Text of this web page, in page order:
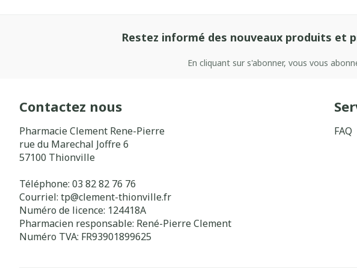
Restez informé des nouveaux produits et
En cliquant sur s'abonner, vous vous
Contactez nous
Pharmacie Clement Rene-Pierre
rue du Marechal Joffre 6
57100 Thionville
Téléphone: 03 82 82 76 76
Courriel: tp@clement-thionville.fr
Numéro de licence: 124418A
Pharmacien responsable: René-Pierre Clement
Numéro TVA: FR93901899625
FAQ